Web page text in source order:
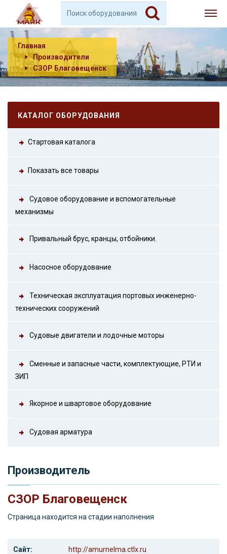
Главная
Производители
СЗОР Благовещенск
КАТАЛОГ ОБОРУДОВАНИЯ
Стартовая каталога
Показать все товары
Судовое оборудование и вспомогательные
механизмы
Привальный брус, кранцы, отбойники.
Насосное оборудование
Техническая эксплуатация портовых инженерно-
технических сооружений
Судовые двигатели и лодочные моторы
Сменные и запасные части, комплектующие, РТИ и
ЗИП
Якорное и швартовое оборудование
Судовая арматура
Производитель
СЗОР Благовещенск
Страница находится на стадии наполнения
Сайт: http://amurnelma.ctlx.ru